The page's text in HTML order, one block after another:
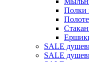
Полки
SALE
SALE